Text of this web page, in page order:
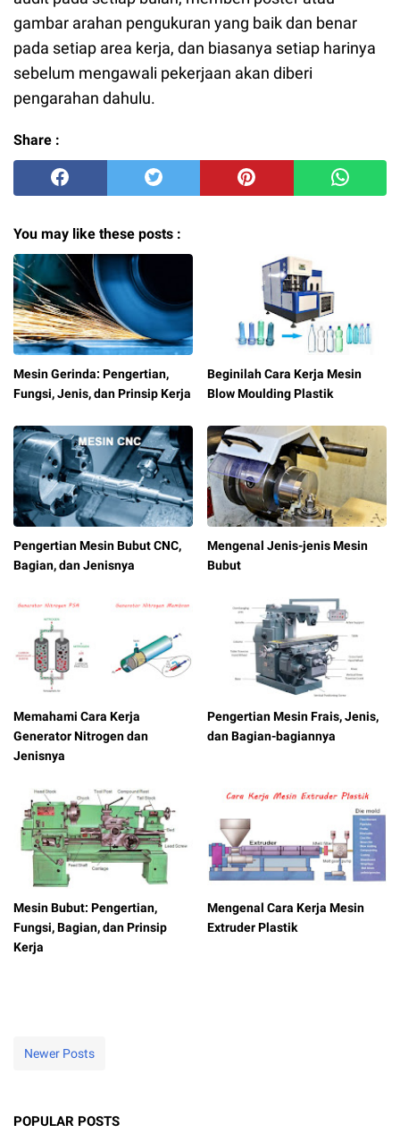
gambar arahan pengukuran yang baik dan benar
pada setiap area kerja, dan biasanya setiap harinya
sebelum mengawali pekerjaan akan diberi
pengarahan dahulu.
Share :
You may like these posts :
Mesin Gerinda: Pengertian,
Fungsi, Jenis, dan Prinsip Kerja
Beginilah Cara Kerja Mesin
Blow Moulding Plastik
Pengertian Mesin Bubut CNC,
Bagian, dan Jenisnya
Mengenal Jenis-jenis Mesin
Bubut
Memahami Cara Kerja
Generator Nitrogen dan
Jenisnya
Pengertian Mesin Frais, Jenis,
dan Bagian-bagiannya
Mesin Bubut: Pengertian,
Fungsi, Bagian, dan Prinsip
Kerja
Mengenal Cara Kerja Mesin
Extruder Plastik
Newer Posts
POPULAR POSTS